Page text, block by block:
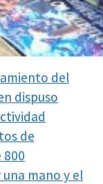
del
dispuso
de
800
mano y el